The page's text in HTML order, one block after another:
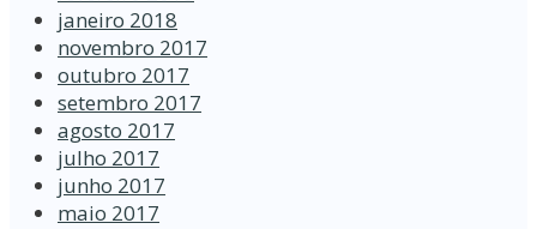
janeiro 2018
novembro 2017
outubro 2017
setembro 2017
agosto 2017
julho 2017
junho 2017
maio 2017